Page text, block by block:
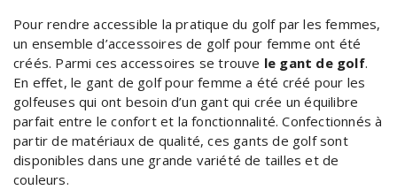
Pour rendre accessible la pratique du golf par les femmes,
un ensemble d’accessoires de golf pour femme ont été
créés. Parmi ces accessoires se trouve le gant de golf.
En effet, le gant de golf pour femme a été créé pour les
golfeuses qui ont besoin d’un ‎‎gant‎‎ qui crée un équilibre
parfait entre le confort et la fonctionnalité. Confectionnés à
partir de matériaux de qualité, ces gants de golf sont
disponibles dans une grande variété de tailles et de
couleurs.